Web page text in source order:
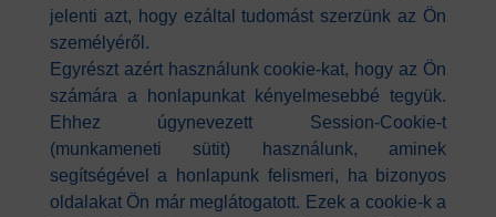
jelenti azt, hogy ezáltal tudomást szerzünk az Ön
személyéről.
Egyrészt azért használunk cookie-kat, hogy az Ön
számára a honlapunkat kényelmesebbé tegyük.
Ehhez úgynevezett Session-Cookie-t
(munkameneti sütit) használunk, aminek
segítségével a honlapunk felismeri, ha bizonyos
oldalakat Ön már meglátogatott. Ezek a cookie-k a